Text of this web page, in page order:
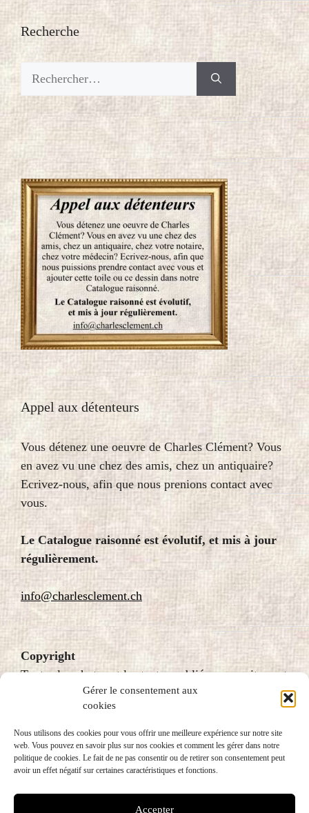
Gérer le consentement aux
cookies
Nous utilisons des cookies pour vous offrir une meilleure expérience sur notre site
web. Vous pouvez en savoir plus sur nos cookies et comment les gérer dans notre
politique de cookies. Le fait de ne pas consentir ou de retirer son consentement peut
avoir un effet négatif sur certaines caractéristiques et fonctions.
Accepter
Recherche
Appel aux détenteurs
Vous détenez une oeuvre de Charles Clément? Vous
en avez vu une chez des amis, chez un antiquaire?
Ecrivez-nous, afin que nous prenions contact avec
vous.
Le Catalogue raisonné est évolutif, et mis à jour
régulièrement.
info@charlesclement.ch
Copyright
Toutes les photos et les textes publiés sur ce site sont
protégés par le droit d’auteur et donc soumis au
copyright. Pour plus d’information, veuillez écrire à
fondation@charlesclement.ch